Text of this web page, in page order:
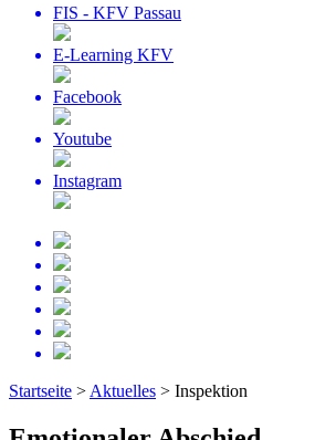
FIS - KFV Passau
E-Learning KFV
Facebook
Youtube
Instagram
Startseite > Aktuelles > Inspektion